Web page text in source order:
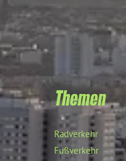
Themen
Radverkehr
Fußverkehr